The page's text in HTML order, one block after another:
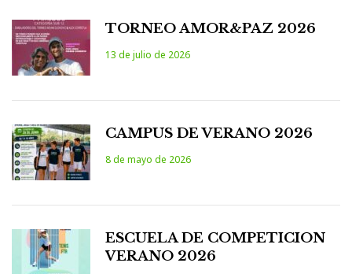
TORNEO AMOR&PAZ 2026
13 de julio de 2026
CAMPUS DE VERANO 2026
8 de mayo de 2026
ESCUELA DE COMPETICION
VERANO 2026